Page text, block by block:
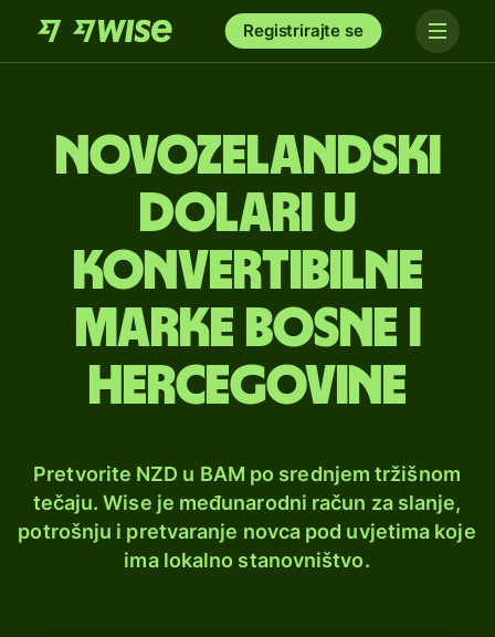
Registrirajte se
Novozelandski
dolari u
konvertibilne
marke Bosne i
Hercegovine
Pretvorite NZD u BAM po srednjem tržišnom
tečaju. Wise je međunarodni račun za slanje,
potrošnju i pretvaranje novca pod uvjetima koje
ima lokalno stanovništvo.